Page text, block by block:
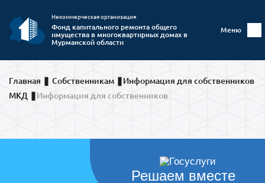
Некоммерческая организация
Фонд капитального ремонта общего
имущества в многоквартирных домах в
Мурманской области
Меню
Главная Собственникам
Информация для собственников
МКД
Информация для собственников
Решаем вместе